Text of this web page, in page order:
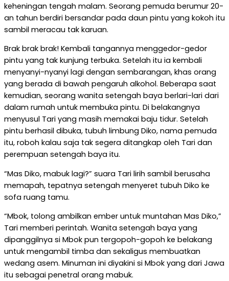
keheningan tengah malam. Seorang pemuda berumur 20-
an tahun berdiri bersandar pada daun pintu yang kokoh itu
sambil meracau tak karuan.
Brak brak brak! Kembali tangannya menggedor-gedor
pintu yang tak kunjung terbuka. Setelah itu ia kembali
menyanyi-nyanyi lagi dengan sembarangan, khas orang
yang berada di bawah pengaruh alkohol. Beberapa saat
kemudian, seorang wanita setengah baya berlari-lari dari
dalam rumah untuk membuka pintu. Di belakangnya
menyusul Tari yang masih memakai baju tidur. Setelah
pintu berhasil dibuka, tubuh limbung Diko, nama pemuda
itu, roboh kalau saja tak segera ditangkap oleh Tari dan
perempuan setengah baya itu.
“Mas Diko, mabuk lagi?” suara Tari lirih sambil berusaha
memapah, tepatnya setengah menyeret tubuh Diko ke
sofa ruang tamu.
“Mbok, tolong ambilkan ember untuk muntahan Mas Diko,”
Tari memberi perintah. Wanita setengah baya yang
dipanggilnya si Mbok pun tergopoh-gopoh ke belakang
untuk mengambil timba dan sekaligus membuatkan
wedang asem. Minuman ini diyakini si Mbok yang dari Jawa
itu sebagai penetral orang mabuk.